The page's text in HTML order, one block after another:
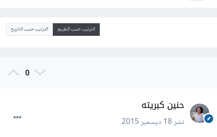
الترتيب حسب التقييم الترتيب حسب التاريخ
0
حنين كبريته
نشر18 ديسمبر 2015